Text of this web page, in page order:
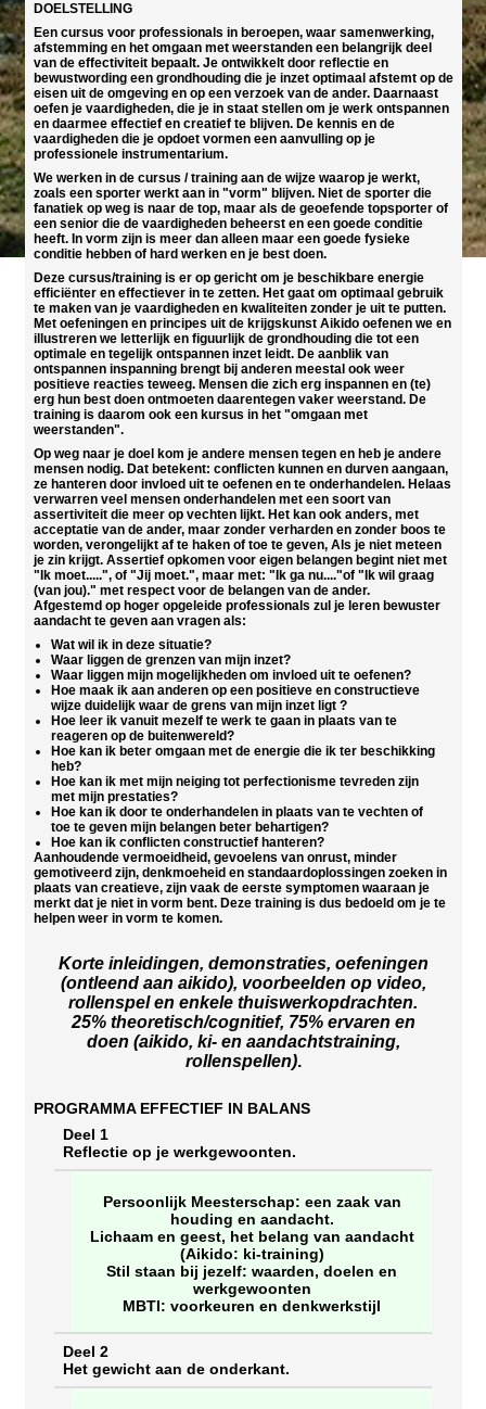
DOELSTELLING
Een cursus voor professionals in beroepen, waar samenwerking,
afstemming en het omgaan met weerstanden een belangrijk deel
van de effectiviteit bepaalt. Je ontwikkelt door reflectie en
bewustwording een grondhouding die je inzet optimaal afstemt op de
eisen uit de omgeving en op een verzoek van de ander. Daarnaast
oefen je vaardigheden, die je in staat stellen om je werk ontspannen
en daarmee effectief en creatief te blijven. De kennis en de
vaardigheden die je opdoet vormen een aanvulling op je
professionele instrumentarium.
We werken in de cursus / training aan de wijze waarop je werkt,
zoals een sporter werkt aan in "vorm" blijven. Niet de sporter die
fanatiek op weg is naar de top, maar als de geoefende topsporter of
een senior die de vaardigheden beheerst en een goede conditie
heeft. In vorm zijn is meer dan alleen maar een goede fysieke
conditie hebben of hard werken en je best doen.
Deze cursus/training is er op gericht om je beschikbare energie
efficiënter en effectiever in te zetten. Het gaat om optimaal gebruik
te maken van je vaardigheden en kwaliteiten zonder je uit te putten.
Met oefeningen en principes uit de krijgskunst Aikido oefenen we en
illustreren we letterlijk en figuurlijk de grondhouding die tot een
optimale en tegelijk ontspannen inzet leidt. De aanblik van
ontspannen inspanning brengt bij anderen meestal ook weer
positieve reacties teweeg. Mensen die zich erg inspannen en (te)
erg hun best doen ontmoeten daarentegen vaker weerstand. De
training is daarom ook een kursus in het "omgaan met
weerstanden".
Op weg naar je doel kom je andere mensen tegen en heb je andere
mensen nodig. Dat betekent: conflicten kunnen en durven aangaan,
ze hanteren door invloed uit te oefenen en te onderhandelen. Helaas
verwarren veel mensen onderhandelen met een soort van
assertiviteit die meer op vechten lijkt. Het kan ook anders, met
acceptatie van de ander, maar zonder verharden en zonder boos te
worden, verongelijkt af te haken of toe te geven, Als je niet meteen
je zin krijgt. Assertief opkomen voor eigen belangen begint niet met
"Ik moet.....", of "Jij moet.", maar met: "Ik ga nu...."of "Ik wil graag
(van jou)." met respect voor de belangen van de ander.
Afgestemd op hoger opgeleide professionals zul je leren bewuster
aandacht te geven aan vragen als:
Wat wil ik in deze situatie?
Waar liggen de grenzen van mijn inzet?
Waar liggen mijn mogelijkheden om invloed uit te oefenen?
Hoe maak ik aan anderen op een positieve en constructieve
wijze duidelijk waar de grens van mijn inzet ligt ?
Hoe leer ik vanuit mezelf te werk te gaan in plaats van te
reageren op de buitenwereld?
Hoe kan ik beter omgaan met de energie die ik ter beschikking
heb?
Hoe kan ik met mijn neiging tot perfectionisme tevreden zijn
met mijn prestaties?
Hoe kan ik door te onderhandelen in plaats van te vechten of
toe te geven mijn belangen beter behartigen?
Hoe kan ik conflicten constructief hanteren?
Aanhoudende vermoeidheid, gevoelens van onrust, minder
gemotiveerd zijn, denkmoeheid en standaardoplossingen zoeken in
plaats van creatieve, zijn vaak de eerste symptomen waaraan je
merkt dat je niet in vorm bent. Deze training is dus bedoeld om je te
helpen weer in vorm te komen.
Korte inleidingen, demonstraties, oefeningen
(ontleend aan aikido), voorbeelden op video,
rollenspel en enkele thuiswerkopdrachten.
25% theoretisch/cognitief, 75% ervaren en
doen (aikido, ki- en aandachtstraining,
rollenspellen).
PROGRAMMA EFFECTIEF IN BALANS
Deel 1
Reflectie op je werkgewoonten.
Persoonlijk Meesterschap: een zaak van
houding en aandacht.
Lichaam en geest, het belang van aandacht
(Aikido: ki-training)
Stil staan bij jezelf: waarden, doelen en
werkgewoonten
MBTI: voorkeuren en denkwerkstijl
Deel 2
Het gewicht aan de onderkant.